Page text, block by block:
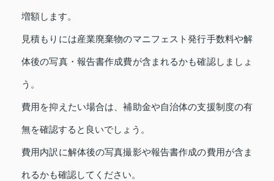
増額します。
見積もりには産業廃棄物のマニフェスト発行手数料や解
体後の写真・報告書作成費が含まれるかも確認しましょ
う。
費用を抑えたい場合は、補助金や自治体の支援制度の有
無を確認すると良いでしょう。
費用内訳に解体後の写真撮影や報告書作成の費用が含ま
れるかも確認してください。